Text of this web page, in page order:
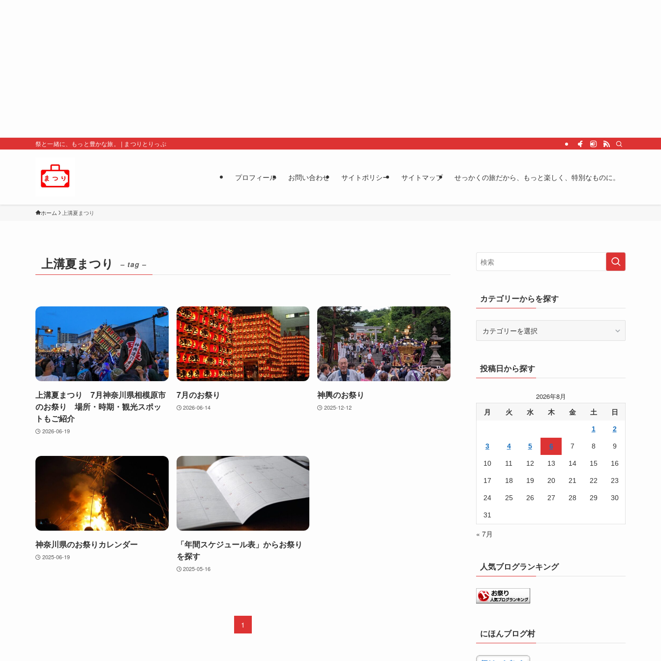
祭と一緒に、もっと豊かな旅。 | まつりとりっぷ
プロフィール お問い合わせ サイトポリシー サイトマップ せっかくの旅だから、もっと楽しく、特別なものに。
ホーム 上溝夏まつり
上溝夏まつり – tag –
上溝夏まつり 7月神奈川県相模原市
のお祭り 場所・時期・観光スポッ
トもご紹介
2026-06-19
7月のお祭り
2026-06-14
神輿のお祭り
2025-12-12
神奈川県のお祭りカレンダー
2025-06-19
「年間スケジュール表」からお祭り
を探す
2025-05-16
1
カテゴリーからを探す
ー
か
を
投稿日から探す
2026年8月
月 火 水 木 金 土 日
1 2
3 4 5 6 7 8 9
10 11 12 13 14 15 16
17 18 19 20 21 22 23
24 25 26 27 28 29 30
31
« 7月
人気ブログランキング
にほんブログ村